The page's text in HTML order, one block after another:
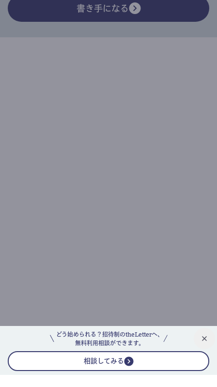
どう始められる？招待制のtheLetterへ、
無料利用相談ができます。
相談してみる
書き手になる